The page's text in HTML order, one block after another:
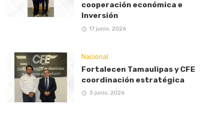
cooperación económica e
Inversión
17 junio, 2026
Nacional
Fortalecen Tamaulipas y CFE
coordinación estratégica
3 junio, 2026